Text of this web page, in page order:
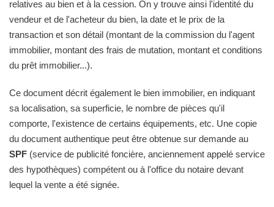
relatives au bien et à la cession. On y trouve ainsi l'identité du
vendeur et de l'acheteur du bien, la date et le prix de la
transaction et son détail (montant de la commission du l'agent
immobilier, montant des frais de mutation, montant et conditions
du prêt immobilier...).
Ce document décrit également le bien immobilier, en indiquant
sa localisation, sa superficie, le nombre de pièces qu'il
comporte, l'existence de certains équipements, etc. Une copie
du document authentique peut être obtenue sur demande au
SPF (service de publicité foncière, anciennement appelé service
des hypothèques) compétent ou à l'office du notaire devant
lequel la vente a été signée.